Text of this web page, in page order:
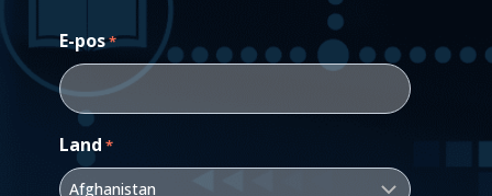
E-pos*
Land *